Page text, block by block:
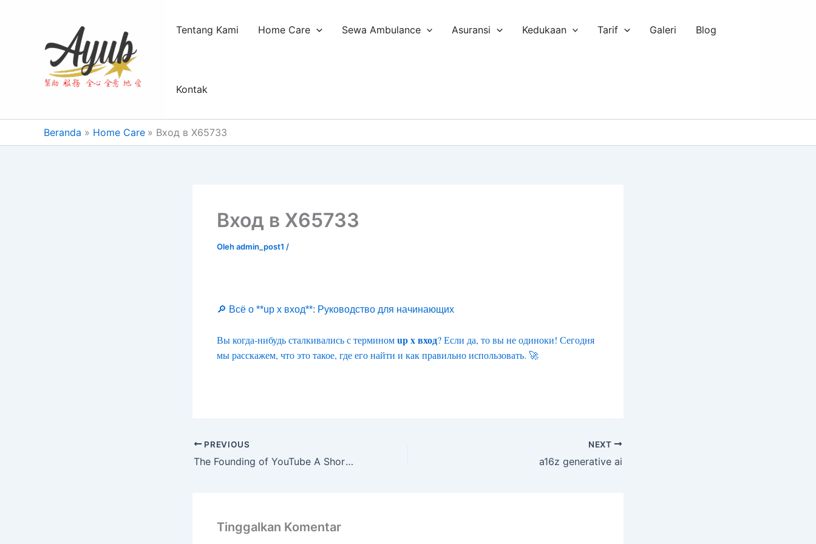
Tentang Kami Home Care Sewa Ambulance Asuransi Kedukaan Tarif Galeri Blog
Kontak
Beranda Home Care Вход в X65733
Вход в X65733
Olehadmin_post1 /
🔎 Всё о **up x вход**: Руководство для начинающих
Вы когда-нибудь сталкивались с терминомup x вход? Если да, то вы не одиноки! Сегодня
мы расскажем, что это такое, где его найти и как правильно использовать. 🚀
PREVIOUS
The Founding of YouTube A Short History
NEXT
a16z generative ai
Tinggalkan Komentar